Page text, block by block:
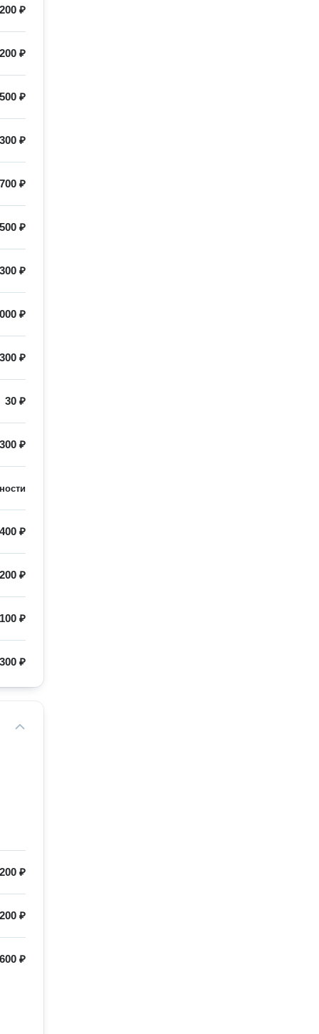
200 ₽
200 ₽
500 ₽
₽
700 ₽
500 ₽
300 ₽
₽
300 ₽
30 ₽
300 ₽
400 ₽
200 ₽
100 ₽
300 ₽
200 ₽
200 ₽
600 ₽